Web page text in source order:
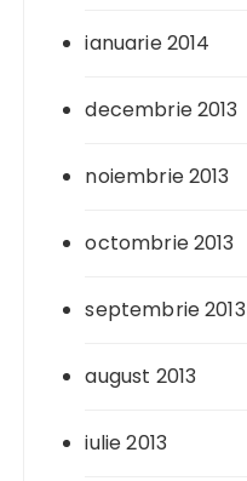
ianuarie 2014
decembrie 2013
noiembrie 2013
octombrie 2013
septembrie 2013
august 2013
iulie 2013